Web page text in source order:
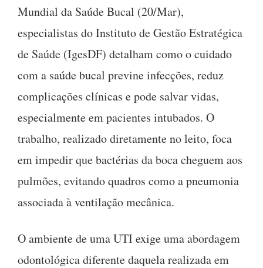
Mundial da Saúde Bucal (20/Mar),
especialistas do Instituto de Gestão Estratégica
de Saúde (IgesDF) detalham como o cuidado
com a saúde bucal previne infecções, reduz
complicações clínicas e pode salvar vidas,
especialmente em pacientes intubados. O
trabalho, realizado diretamente no leito, foca
em impedir que bactérias da boca cheguem aos
pulmões, evitando quadros como a pneumonia
associada à ventilação mecânica.
O ambiente de uma UTI exige uma abordagem
odontológica diferente daquela realizada em